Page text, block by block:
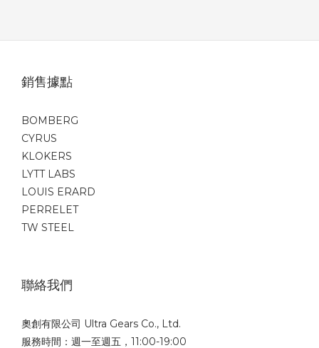
銷售據點
BOMBERG
CYRUS
KLOKERS
LYTT LABS
LOUIS ERARD
PERRELET
TW STEEL
聯絡我們
奧創有限公司 Ultra Gears Co., Ltd.
服務時間：週一至週五，11:00-19:00